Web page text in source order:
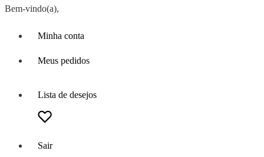
Bem-vindo(a),
Minha conta
Meus pedidos
Lista de desejos
Sair